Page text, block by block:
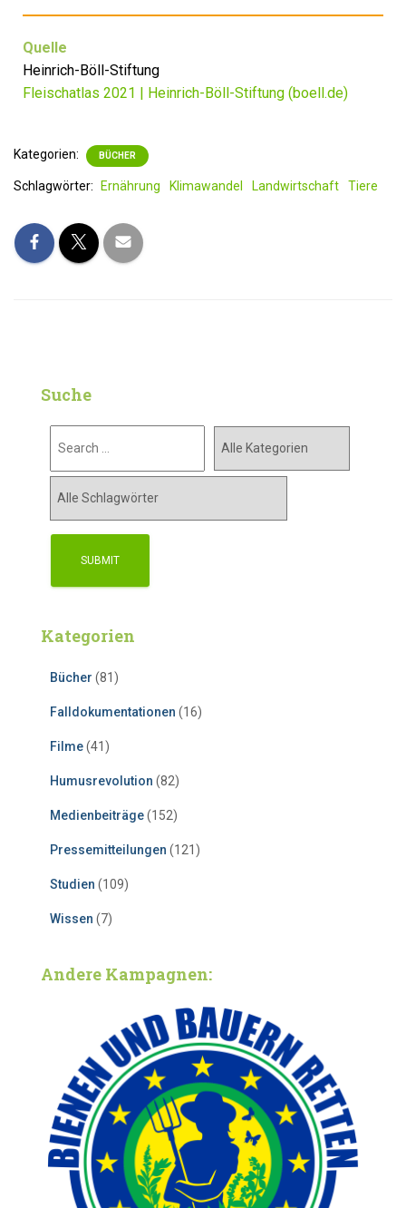
Quelle
Heinrich-Böll-Stiftung
Fleischatlas 2021 | Heinrich-Böll-Stiftung (boell.de)
Kategorien: BÜCHER
Schlagwörter: Ernährung Klimawandel Landwirtschaft Tiere
Suche
Kategorien
Bücher (81)
Falldokumentationen (16)
Filme(41)
Humusrevolution (82)
Medienbeiträge(152)
Pressemitteilungen (121)
Studien (109)
Wissen (7)
Andere Kampagnen: